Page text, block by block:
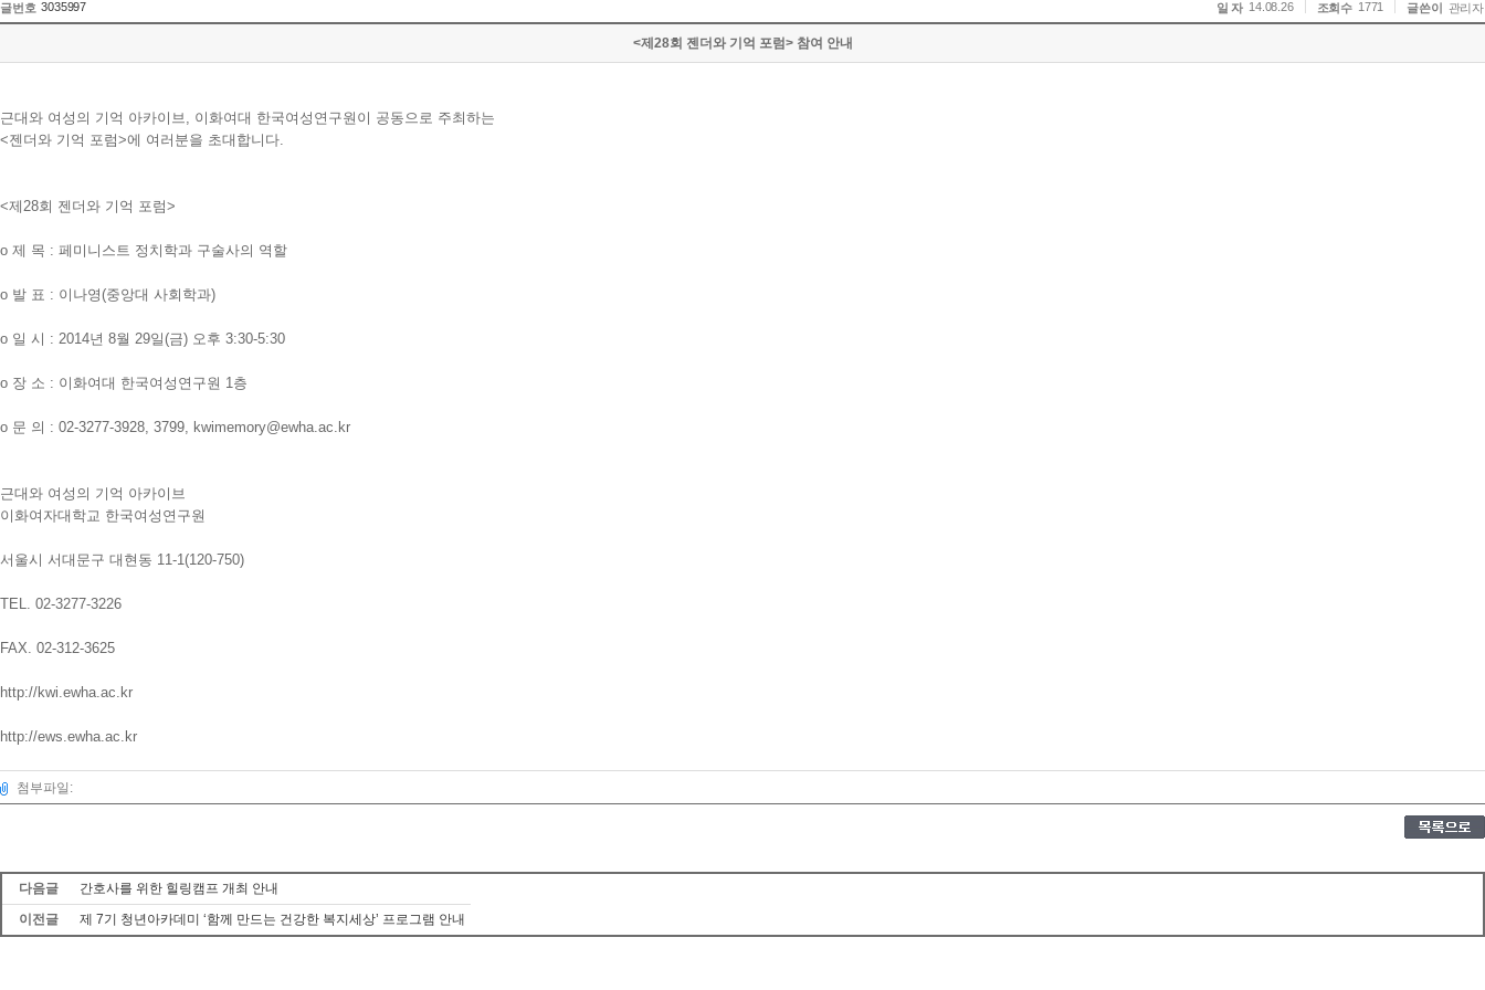
글번호 3035997 일 자 14.08.26 조회수 1771 글쓴이 관리자
<제28회 젠더와 기억 포럼> 참여 안내
근대와 여성의 기억 아카이브, 이화여대 한국여성연구원이 공동으로 주최하는
<젠더와 기억 포럼>에 여러분을 초대합니다.
<제28회 젠더와 기억 포럼>
o 제 목 : 페미니스트 정치학과 구술사의 역할
o 발 표 : 이나영(중앙대 사회학과)
o 일 시 : 2014년 8월 29일(금) 오후 3:30-5:30
o 장 소 : 이화여대 한국여성연구원 1층
o 문 의 : 02-3277-3928, 3799, kwimemory@ewha.ac.kr
근대와 여성의 기억 아카이브
이화여자대학교 한국여성연구원
서울시 서대문구 대현동 11-1(120-750)
TEL. 02-3277-3226
FAX. 02-312-3625
http://kwi.ewha.ac.kr
http://ews.ewha.ac.kr
첨부파일:
다음글
간호사를 위한 힐링캠프 개최 안내
이전글
제 7기 청년아카데미 ‘함께 만드는 건강한 복지세상’ 프로그램 안내